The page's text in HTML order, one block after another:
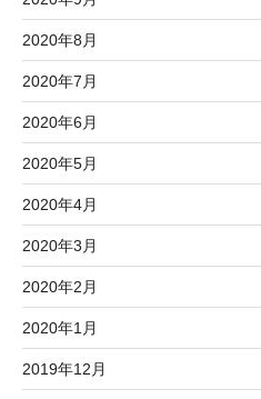
2020年8月
2020年7月
2020年6月
2020年5月
2020年4月
2020年3月
2020年2月
2020年1月
2019年12月